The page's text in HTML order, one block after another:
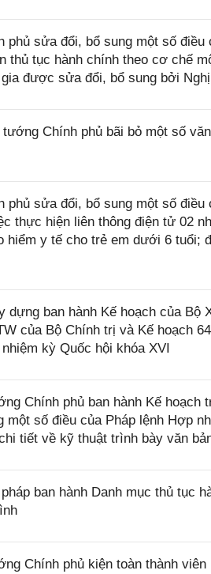
phủ sửa đổi, bổ sung một số
thủ tục hành chính theo cơ chế
được sửa đổi, bổ sung bởi
Chính phủ bãi bỏ một số
phủ sửa đổi, bổ sung một số
thực hiện liên thông điện tử 02
hiểm y tế cho trẻ em dưới 6 tuổi;
dựng ban hành Kế hoạch của Bộ
của Bộ Chính trị và Kế hoạch
kỳ Quốc hội khóa XVI
Chính phủ ban hành Kế hoạch
một số điều của Pháp lệnh Hợp
tiết về kỹ thuật trình bày văn
ban hành Danh mục thủ tục
Chính phủ kiện toàn thành